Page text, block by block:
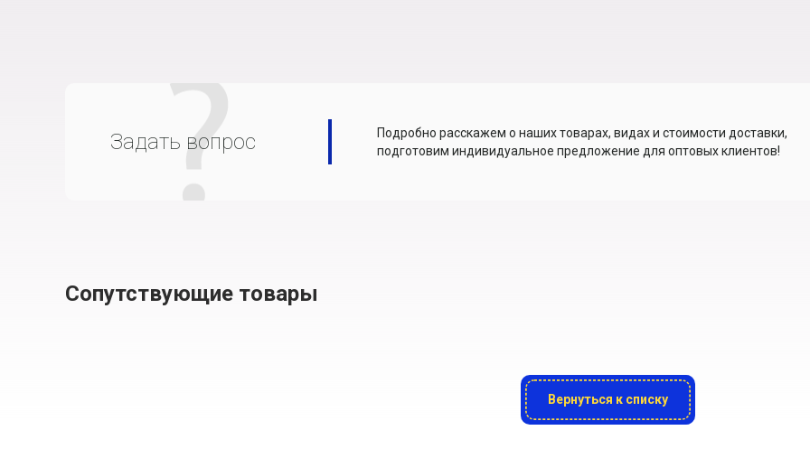
Задать вопрос
Подробно расскажем о наших товарах, видах и стоимости доставки,
подготовим индивидуальное предложение для оптовых клиентов!
Сопутствующие товары
Вернуться к списку